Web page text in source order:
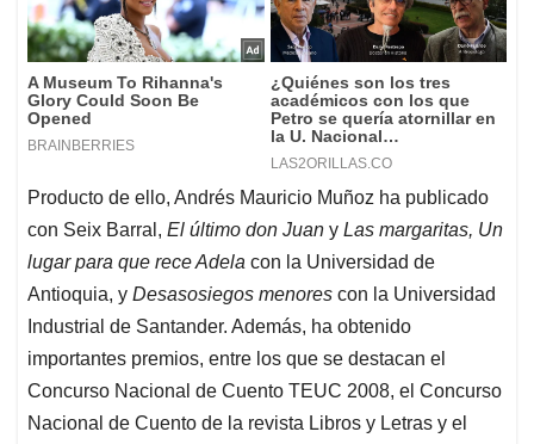
Producto de ello, Andrés Mauricio Muñoz ha publicado
con Seix Barral, El último don Juan y Las margaritas, Un
lugar para que rece Adela con la Universidad de
Antioquia, y Desasosiegos menores con la Universidad
Industrial de Santander. Además, ha obtenido
importantes premios, entre los que se destacan el
Concurso Nacional de Cuento TEUC 2008, el Concurso
Nacional de Cuento de la revista Libros y Letras y el